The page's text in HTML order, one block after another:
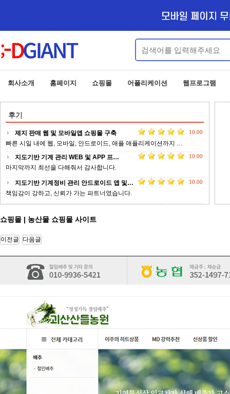
회사소개 홈페이지 쇼핑몰 어플리케이션 웹프로그램
후기
지도기반 기계 관리 WEB 및 APP 프…
마지막까지 최선을 다해줘서 감사합니다.
10.00
지도기반 기계정비 관리 안드로이드 앱 및…
책임감이 강하고, 신뢰가 가는 파트너였습니다.
10.00
기독 콘텐츠 플랫폼 안드로이드 앱서비스 …
늘 최선을 다해 적극적으로 개발에 임해주셔서 무사히 잘 마칠 수 …
10.00
전문적이고 피드백이 빠르게 작업 해주신 점에 대해서 감사드립니다 …
장기 요양 기관 정보제공 안드로이드 앱 …
사장님의 경험에서 우러나온 순조롭고 깔끔한 일 진행으로 잘 마무리…
까다로운 부분이 있었는데도, 전부 잘 맞춰서 제작해주셨습니다. …
o2o 해외 통역 가이드 매칭 앱 서비스…
좀 늦기는 했지만 생각보다 더 잘 만들어 주었습니다. 만들다보니 …
제지 판매 웹 및 모바일앱 쇼핑몰 구축
빠른 시일 내에 웹, 모바일, 안드로이드, 애플 애플리케이션까지 …
10.00
쇼핑몰 | 농산물 쇼핑몰 사이트
이전글 다음글